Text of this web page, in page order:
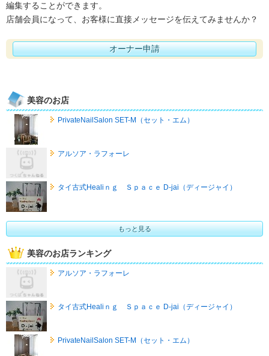
編集することができます。
店舗会員になって、お客様に直接メッセージを伝えてみませんか？
オーナー申請
美容のお店
PrivateNailSalon SET-M（セット・エム）
アルソア・ラフォーレ
タイ古式Healiｎｇ Ｓｐａｃｅ D-jai（ディージャイ）
もっと見る
美容のお店ランキング
アルソア・ラフォーレ
タイ古式Healiｎｇ Ｓｐａｃｅ D-jai（ディージャイ）
PrivateNailSalon SET-M（セット・エム）